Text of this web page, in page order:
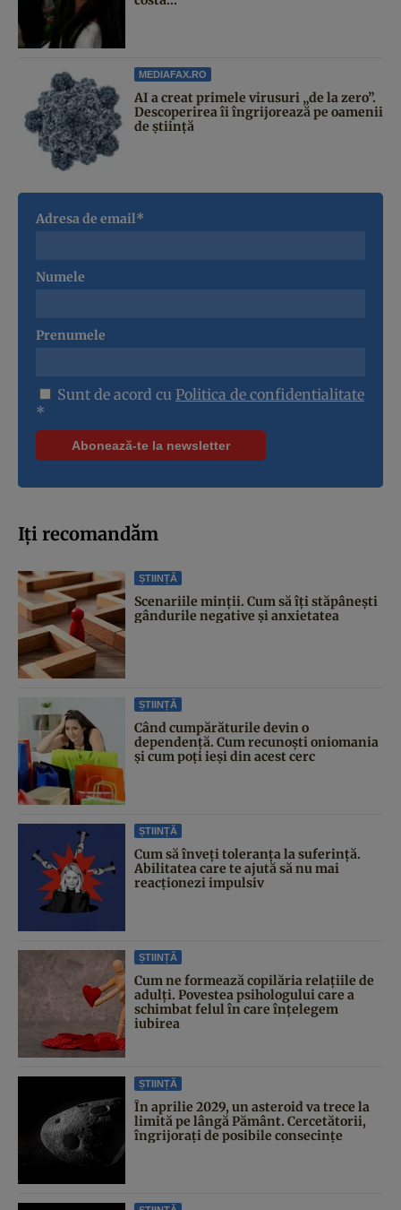
MEDIAFAX.RO
AI a creat primele virusuri „de la zero”.
Descoperirea îi îngrijorează pe oamenii
de știință
Adresa de email*
Numele
Prenumele
Sunt de acord cu Politica de confidentialitate
*
Iți recomandăm
ȘTIINȚĂ
Scenariile minții. Cum să îți stăpânești
gândurile negative și anxietatea
ȘTIINȚĂ
Când cumpărăturile devin o
dependență. Cum recunoști oniomania
și cum poți ieși din acest cerc
ȘTIINȚĂ
Cum să înveți toleranța la suferință.
Abilitatea care te ajută să nu mai
reacționezi impulsiv
ȘTIINȚĂ
Cum ne formează copilăria relațiile de
adulți. Povestea psihologului care a
schimbat felul în care înțelegem
iubirea
ȘTIINȚĂ
În aprilie 2029, un asteroid va trece la
limită pe lângă Pământ. Cercetătorii,
îngrijorați de posibile consecințe